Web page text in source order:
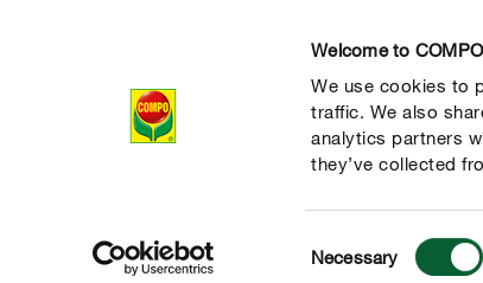
Welcome to COMPO
We use cookies to
traffic. We also
analytics partners
they’ve collected
Selection
Necessary
Produkte
COMPOProdukte Themenwelten Veganes Sortiment